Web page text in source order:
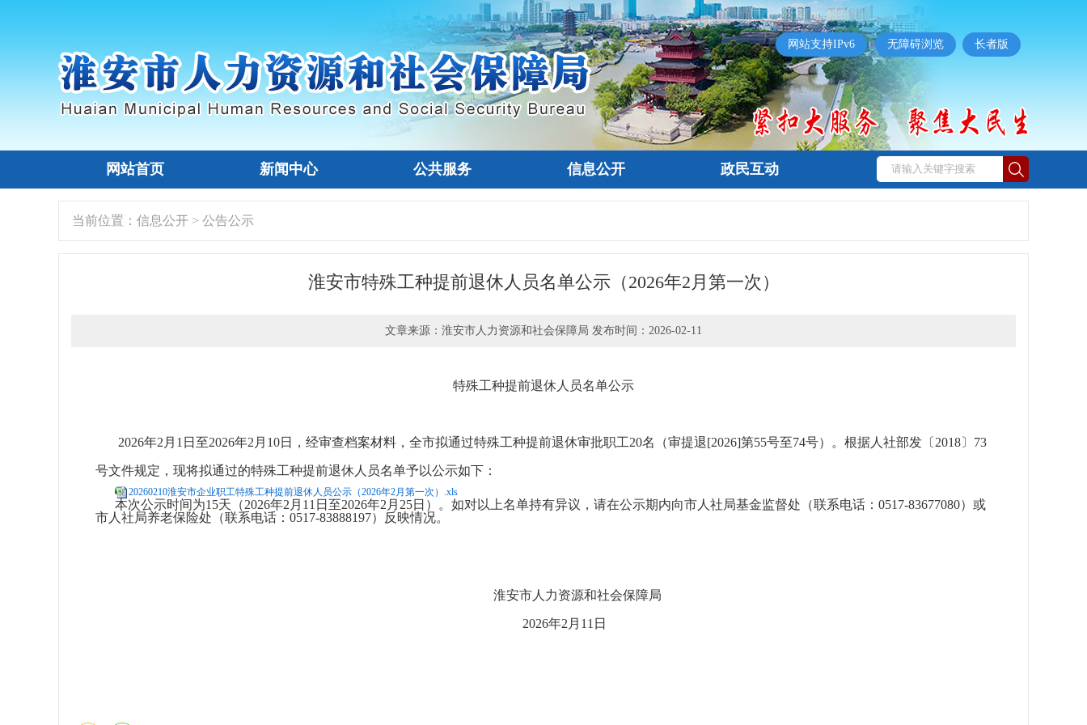
网站支持IPv6 无障碍浏览 长者版
网站首页 新闻中心 公共服务 信息公开 政民互动
当前位置： 信息公开 > 公告公示
淮安市特殊工种提前退休人员名单公示（2026年2月第一次）
文章来源：淮安市人力资源和社会保障局 发布时间：2026-02-11
特殊工种提前退休人员名单公示
2026年2月1日至2026年2月10日，经审查档案材料，全市拟通过特殊工种提前退休审批职工20名（审提退[2026]第55号至74号）。根据人社部发〔2018〕73
号文件规定，现将拟通过的特殊工种提前退休人员名单予以公示如下：
20260210淮安市企业职工特殊工种提前退休人员公示（2026年2月第一次）.xls
本次公示时间为15天（2026年2月11日至2026年2月25日）。如对以上名单持有异议，请在公示期内向市人社局基金监督处（联系电话：0517-83677080）或
市人社局养老保险处（联系电话：0517-83888197）反映情况。
淮安市人力资源和社会保障局
2026年2月11日